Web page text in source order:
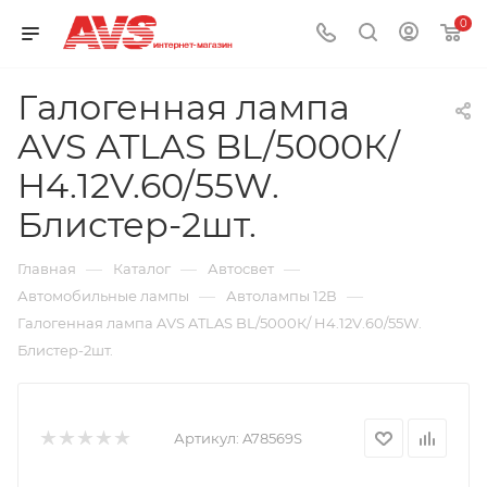
0
Галогенная лампа
AVS ATLAS BL/5000К/
H4.12V.60/55W.
Блистер-2шт.
Главная — Каталог — Автосвет —
Автомобильные лампы — Автолампы 12В —
Галогенная лампа AVS ATLAS BL/5000К/ H4.12V.60/55W.
Блистер-2шт.
Артикул: A78569S